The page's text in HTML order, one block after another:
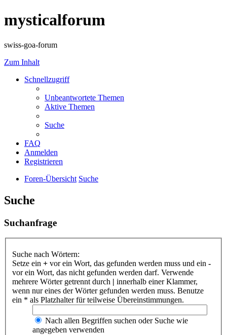
mysticalforum
swiss-goa-forum
Zum Inhalt
Schnellzugriff
Unbeantwortete Themen
Aktive Themen
Suche
FAQ
Anmelden
Registrieren
Foren-Übersicht Suche
Suche
Suchanfrage
Suche nach Wörtern:
Setze ein + vor ein Wort, das gefunden werden muss und ein -
vor ein Wort, das nicht gefunden werden darf. Verwende
mehrere Wörter getrennt durch | innerhalb einer Klammer,
wenn nur eines der Wörter gefunden werden muss. Benutze
ein * als Platzhalter für teilweise Übereinstimmungen.
Nach allen Begriffen suchen oder Suche wie
angegeben verwenden